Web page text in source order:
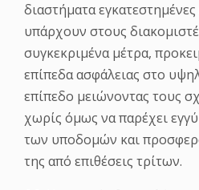
διαστήματα
υπάρχουν στους
συγκεκριμένα μέτρα,
επίπεδα ασφάλειας στο
επίπεδο μειώνοντας τους
χωρίς όμως να παρέχει
των υποδομών και
της από επιθέσεις τρίτων.